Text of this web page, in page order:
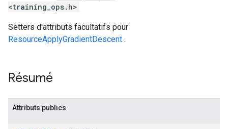
<training_ops.h>
Setters d'attributs facultatifs pour
ResourceApplyGradientDescent .
Résumé
Attributs publics